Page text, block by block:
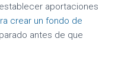
aportaciones
crear un fondo de
antes de que